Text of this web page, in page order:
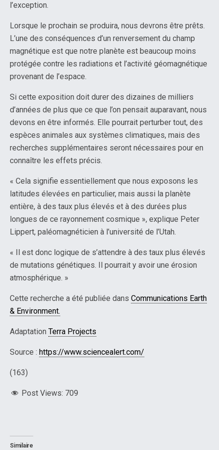
l’exception.
Lorsque le prochain se produira, nous devrons être prêts.
L’une des conséquences d’un renversement du champ
magnétique est que notre planète est beaucoup moins
protégée contre les radiations et l’activité géomagnétique
provenant de l’espace.
Si cette exposition doit durer des dizaines de milliers
d’années de plus que ce que l’on pensait auparavant, nous
devons en être informés. Elle pourrait perturber tout, des
espèces animales aux systèmes climatiques, mais des
recherches supplémentaires seront nécessaires pour en
connaître les effets précis.
« Cela signifie essentiellement que nous exposons les
latitudes élevées en particulier, mais aussi la planète
entière, à des taux plus élevés et à des durées plus
longues de ce rayonnement cosmique », explique Peter
Lippert, paléomagnéticien à l’université de l’Utah.
« Il est donc logique de s’attendre à des taux plus élevés
de mutations génétiques. Il pourrait y avoir une érosion
atmosphérique. »
Cette recherche a été publiée dans Communications Earth
& Environment.
Adaptation Terra Projects
Source : https://www.sciencealert.com/
(163)
Post Views: 709
Similaire